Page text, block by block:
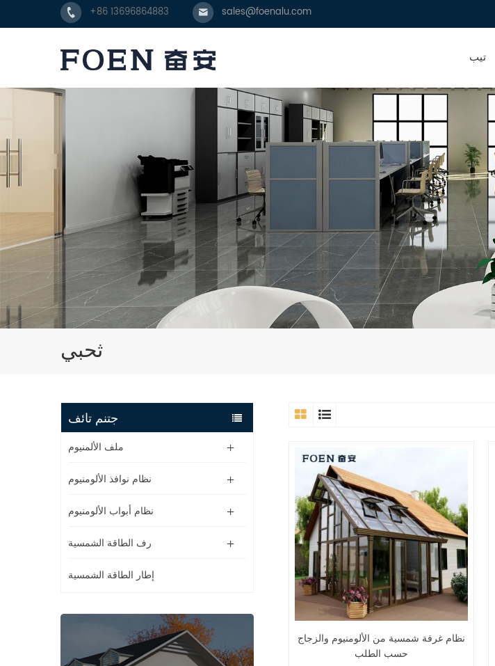
+86 13696864883 sales@foenalu.com
تيب
ثحبي
جتنم تائف
ملف الألمنيوم
نظام نوافذ الألومنيوم
نظام أبواب الألومنيوم
رف الطاقة الشمسية
إطار الطاقة الشمسية
نظام غرفة شمسية من الألومنيوم والزجاج
حسب الطلب